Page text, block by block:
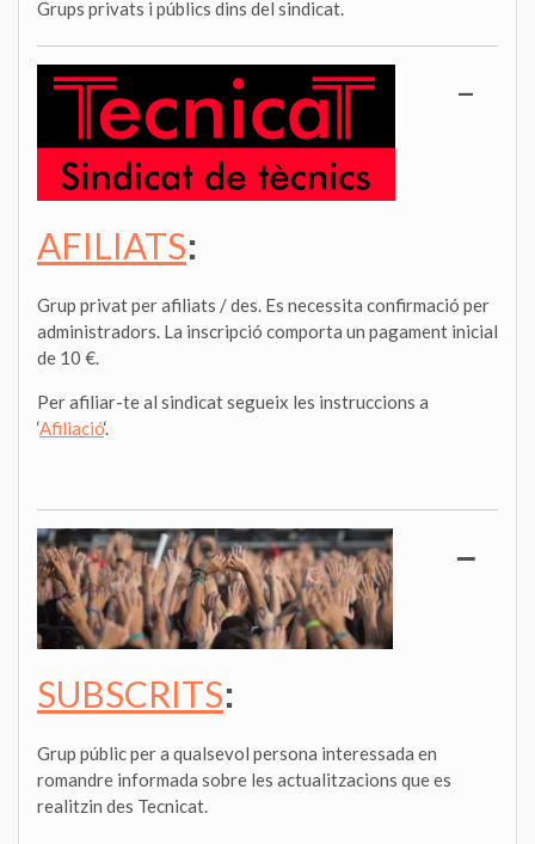
Grups privats i públics dins del sindicat.
–
AFILIATS:
Grup privat per afiliats / des. Es necessita confirmació per
administradors. La inscripció comporta un pagament inicial
de 10 €.
Per afiliar-te al sindicat segueix les instruccions a
‘Afiliació‘.
–
SUBSCRITS:
Grup públic per a qualsevol persona interessada en
romandre informada sobre les actualitzacions que es
realitzin des Tecnicat.